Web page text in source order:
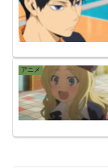
アニメ